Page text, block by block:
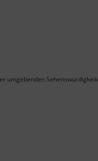
umgebenden